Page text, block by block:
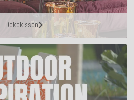
Dekokissen